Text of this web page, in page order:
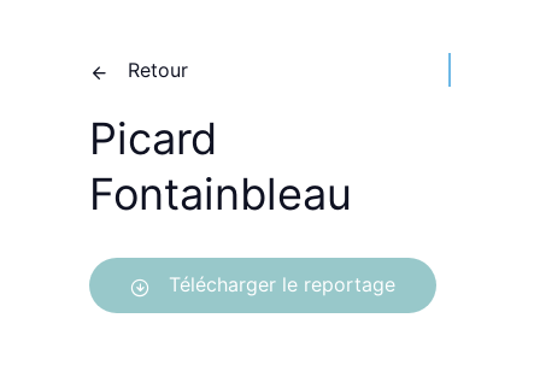
Retour
Picard
Fontainbleau
Télécharger le reportage